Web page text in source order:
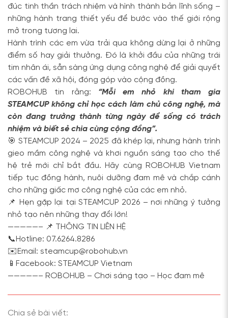
đúc tinh thần trách nhiệm và hình thành bản lĩnh sống –
những hành trang thiết yếu để bước vào thế giới rộng
mở trong tương lai.
Hành trình các em vừa trải qua không dừng lại ở những
điểm số hay giải thưởng. Đó là khởi đầu của những trái
tim nhân ái, sẵn sàng ứng dụng công nghệ để giải quyết
các vấn đề xã hội, đóng góp vào cộng đồng.
ROBOHUB tin rằng: “Mỗi em nhỏ khi tham gia
STEAMCUP không chỉ học cách làm chủ công nghệ, mà
còn đang trưởng thành từng ngày để sống có trách
nhiệm và biết sẻ chia cùng cộng đồng”.
🎯 STEAMCUP 2024 – 2025 đã khép lại, nhưng hành trình
gieo mầm công nghệ và khơi nguồn sáng tạo cho thế
hệ trẻ mới chỉ bắt đầu. Hãy cùng ROBOHUB Vietnam
tiếp tục đồng hành, nuôi dưỡng đam mê và chắp cánh
cho những giấc mơ công nghệ của các em nhỏ.
📌 Hẹn gặp lại tại STEAMCUP 2026 – nơi những ý tưởng
nhỏ tạo nên những thay đổi lớn!
—————– 📌 THÔNG TIN LIÊN HỆ
📞Hotline: 07.6264.8286
✉️Email: steamcup@robohub.vn
📱Facebook: STEAMCUP Vietnam
—————– ROBOHUB – Chơi sáng tạo – Học đam mê
Chia sẻ bài viết: